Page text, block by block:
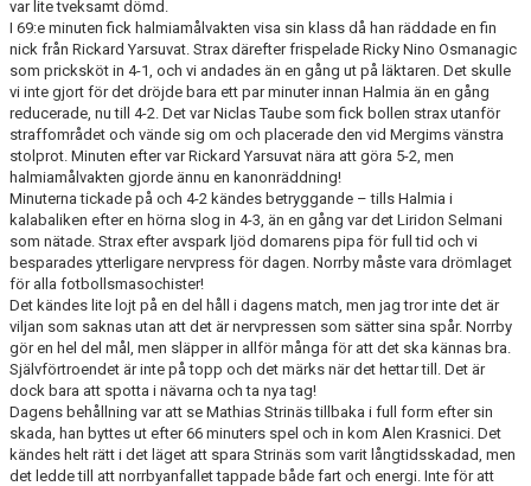
var lite tveksamt dömd.
I 69:e minuten fick halmiamålvakten visa sin klass då han räddade en fin
nick från Rickard Yarsuvat. Strax därefter frispelade Ricky Nino Osmanagic
som pricksköt in 4-1, och vi andades än en gång ut på läktaren. Det skulle
vi inte gjort för det dröjde bara ett par minuter innan Halmia än en gång
reducerade, nu till 4-2. Det var Niclas Taube som fick bollen strax utanför
straffområdet och vände sig om och placerade den vid Mergims vänstra
stolprot. Minuten efter var Rickard Yarsuvat nära att göra 5-2, men
halmiamålvakten gjorde ännu en kanonräddning!
Minuterna tickade på och 4-2 kändes betryggande – tills Halmia i
kalabaliken efter en hörna slog in 4-3, än en gång var det Liridon Selmani
som nätade. Strax efter avspark ljöd domarens pipa för full tid och vi
besparades ytterligare nervpress för dagen. Norrby måste vara drömlaget
för alla fotbollsmasochister!
Det kändes lite lojt på en del håll i dagens match, men jag tror inte det är
viljan som saknas utan att det är nervpressen som sätter sina spår. Norrby
gör en hel del mål, men släpper in allför många för att det ska kännas bra.
Självförtroendet är inte på topp och det märks när det hettar till. Det är
dock bara att spotta i nävarna och ta nya tag!
Dagens behållning var att se Mathias Strinäs tillbaka i full form efter sin
skada, han byttes ut efter 66 minuters spel och in kom Alen Krasnici. Det
kändes helt rätt i det läget att spara Strinäs som varit långtidsskadad, men
det ledde till att norrbyanfallet tappade både fart och energi. Inte för att